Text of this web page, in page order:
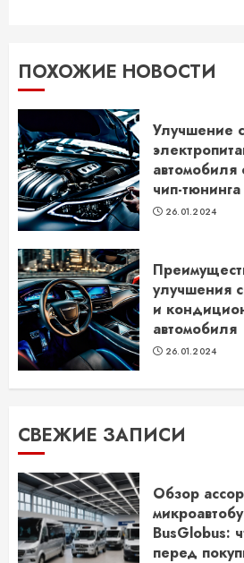
ПОХОЖИЕ НОВОСТИ
Улучшение
чип-тюнинга
26.01.2024
улучшения
и
автомобиля
26.01.2024
СВЕЖИЕ ЗАПИСИ
Обзор
BusGlobus:
перед